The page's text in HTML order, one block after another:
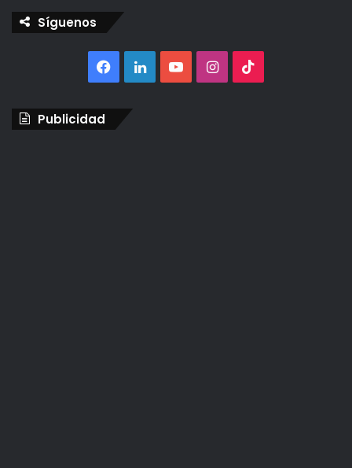
Síguenos
Facebook
LinkedInYouTubeInstagram
Publicidad